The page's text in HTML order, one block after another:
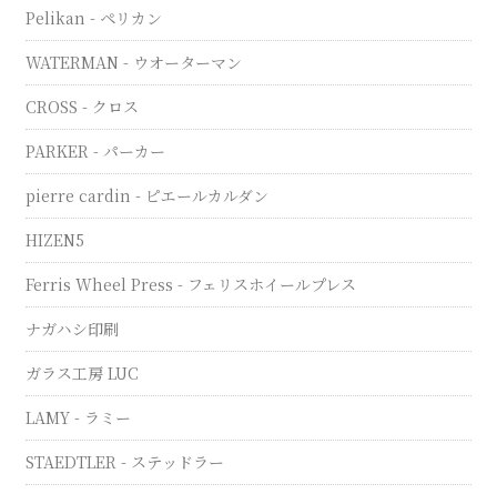
Pelikan - ペリカン
WATERMAN - ウオーターマン
CROSS - クロス
PARKER - パーカー
pierre cardin - ピエールカルダン
HIZEN5
Ferris Wheel Press - フェリスホイールプレス
ナガハシ印刷
ガラス工房 LUC
LAMY - ラミー
STAEDTLER - ステッドラー